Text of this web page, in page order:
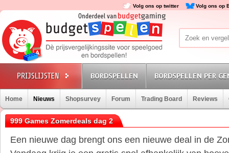
Volg ons op twitter Volg ons op
BORDSPELLEN BORDSPELLEN PER
Home Nieuws Shopsurvey Forum Trading Board Reviews
999 Games Zomerdeals dag 2
Een nieuwe dag brengt ons een nieuwe deal in de